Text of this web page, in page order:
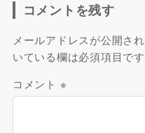
コメントを残す
メールアドレスが公開さ
いている欄は必須項目です
コメント ※